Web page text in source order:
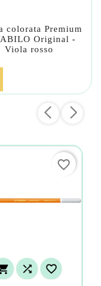
colorata Premium
Original -
Viola rosso
 
favorite_border